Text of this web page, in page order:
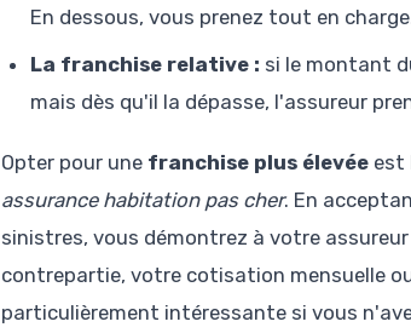
En dessous, vous prenez tout en
La franchise relative : si le montant
mais dès qu'il la dépasse, l'assureur
Opter pour une franchise plus élevée est
assurance habitation pas cher. En
sinistres, vous démontrez à votre
contrepartie, votre cotisation mensuelle
particulièrement intéressante si vous